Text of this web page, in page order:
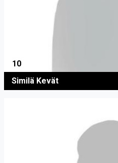
10
Similä Kevät